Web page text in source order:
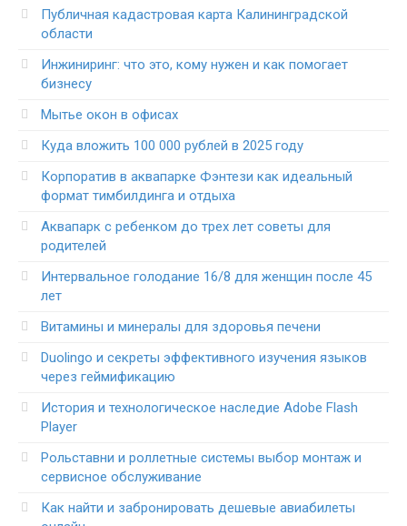
Публичная кадастровая карта Калининградской
области
Инжиниринг: что это, кому нужен и как помогает
бизнесу
Мытье окон в офисах
Куда вложить 100 000 рублей в 2025 году
Корпоратив в аквапарке Фэнтези как идеальный
формат тимбилдинга и отдыха
Аквапарк с ребенком до трех лет советы для
родителей
Интервальное голодание 16/8 для женщин после 45
лет
Витамины и минералы для здоровья печени
Duolingo и секреты эффективного изучения языков
через геймификацию
История и технологическое наследие Adobe Flash
Player
Рольставни и роллетные системы выбор монтаж и
сервисное обслуживание
Как найти и забронировать дешевые авиабилеты